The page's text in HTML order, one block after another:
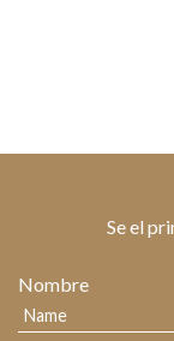
Se el
Nombre